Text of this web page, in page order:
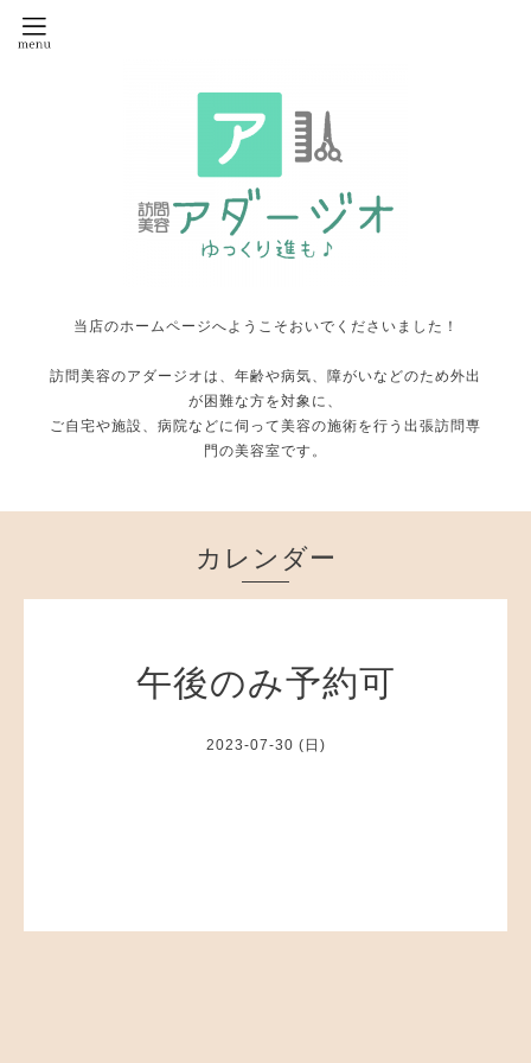
当店のホームページへようこそおいでくださいました！
訪問美容のアダージオは、年齢や病気、障がいなどのため外出
が困難な方を対象に、
ご自宅や施設、病院などに伺って美容の施術を行う出張訪問専
門の美容室です。
カレンダー
午後のみ予約可
2023-07-30 (日)